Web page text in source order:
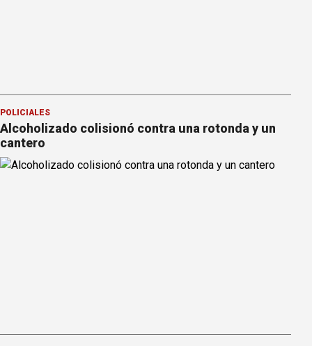
POLICIALES
Alcoholizado colisionó contra una rotonda y un
cantero